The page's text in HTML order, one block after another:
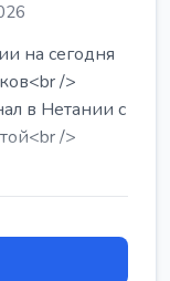
на сегодня
/>
в Нетании с
/>